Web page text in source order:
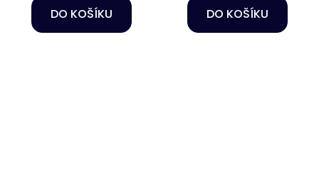
DO KOŠÍKU DO KOŠÍKU